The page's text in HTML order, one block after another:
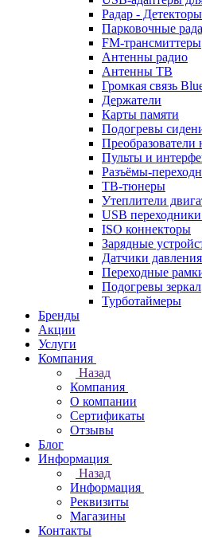
Радар - Детекторы
Парковочные
FM-трансмиттеры
Антенны радио
Антенны ТВ
Громкая связь
Держатели
Карты памяти
Подогревы
Преобразователи
Пульты и
Разъёмы-
ТВ-тюнеры
Утеплители
USB
ISO коннекторы
Зарядные
Датчики
Переходные
Подогревы зеркал
Турботаймеры
Бренды
Акции
Услуги
Компания
Назад
Компания
О компании
Сертификаты
Отзывы
Блог
Информация
Назад
Информация
Реквизиты
Магазины
Контакты